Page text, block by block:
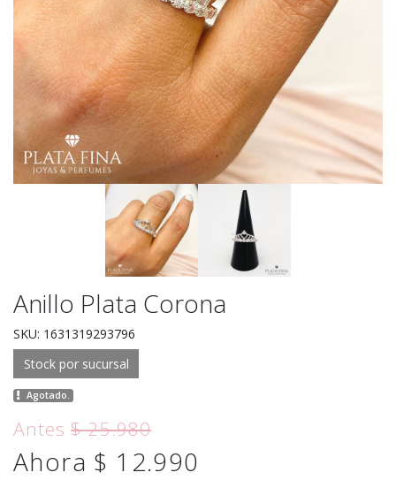
Anillo Plata Corona
SKU: 1631319293796
Stock por sucursal
Agotado.
Antes$ 25.980
Ahora $ 12.990